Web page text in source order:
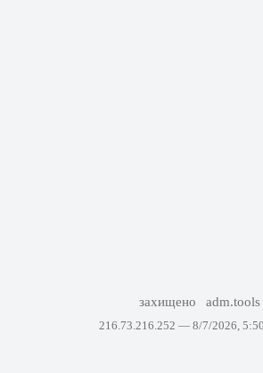
захищено adm.tools
216.73.216.252 — 8/7/2026,